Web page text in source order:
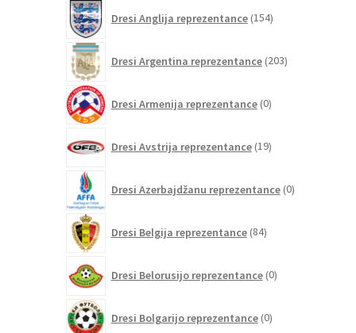
Dresi Anglija reprezentance 154izdelkov
Dresi Argentina reprezentance 203izdelki
Dresi Armenija reprezentance 0izdelkov
Dresi Avstrija reprezentance 19izdelkov
Dresi Azerbajdžanu reprezentance 0izdelkov
Dresi Belgija reprezentance 84izdelkov
Dresi Belorusijo reprezentance 0izdelkov
Dresi Bolgarijo reprezentance 0izdelkov